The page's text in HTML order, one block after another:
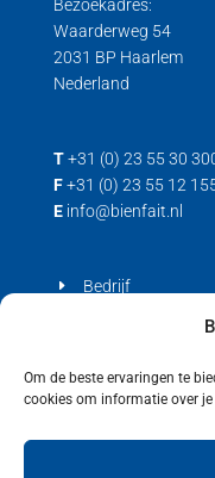
Om de beste ervaringen te
cookies om informatie over
Bezoekadres:
Waarderweg 54
2031 BP Haarlem
Nederland
T +31 (0) 23 55 30
F +31 (0) 23 55 12
E info@bienfait.nl
Bedrijf
Cookiebeleid (EU)